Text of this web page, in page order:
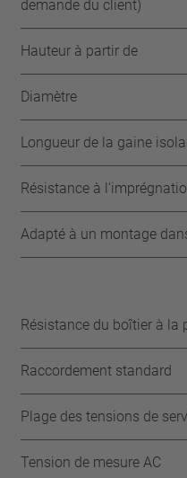
demande du client)
Hauteur à partir de
Diamètre
Longueur de la gaine
Résistance à
Adapté à un montage
Résistance du boîtier à la
Raccordement standard
Plage des tensions de
Tension de mesure AC